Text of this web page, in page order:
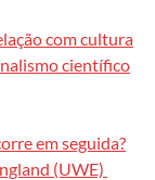
com cultura
científico
em seguida?
(UWE)